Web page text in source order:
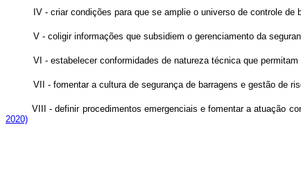
IV - criar condições para que se amplie o universo de controle
V - coligir informações que subsidiem o gerenciamento da
VI - estabelecer conformidades de natureza técnica que
VII - fomentar a cultura de segurança de barragens e gestão de
VIII - definir procedimentos emergenciais e fomentar a atuação
2020)